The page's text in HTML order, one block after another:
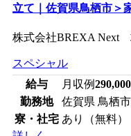
立て｜佐賀県鳥栖市＞
株式会社BREXA Next
スペシャル
給与
月収例290,000
勤務地
佐賀県 鳥栖市
寮・社宅 あり（無料）